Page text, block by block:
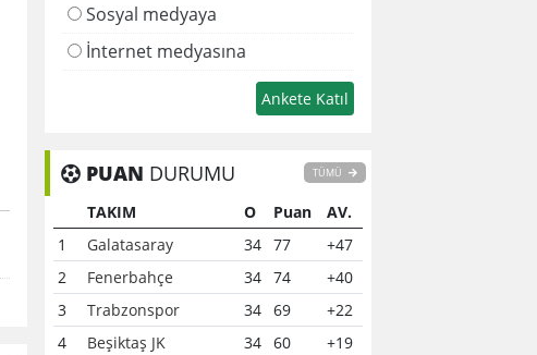
Sosyal medyaya
İnternet medyasına
PUAN DURUMU TÜMÜ
TAKIM O Puan
AV.
1
Galatasaray 34 77
+47
2
Fenerbahçe 34 74
+40
3
Trabzonspor 34 69
+22
4
Beşiktaş JK 34 60
+19